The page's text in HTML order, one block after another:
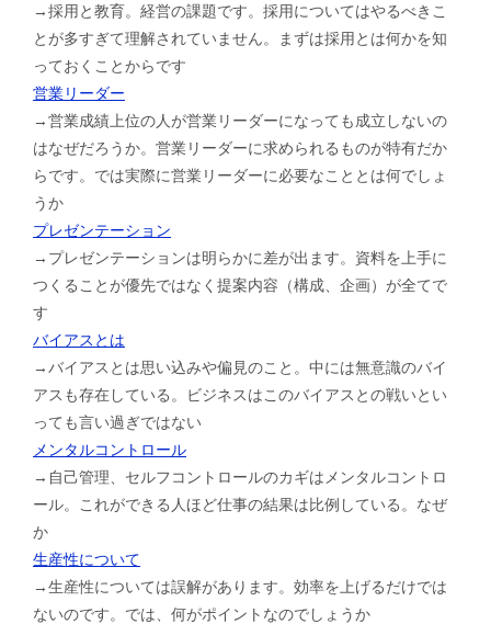
→採用と教育。経営の課題です。採用についてはやるべきこ
とが多すぎて理解されていません。まずは採用とは何かを知
っておくことからです
営業リーダー
→営業成績上位の人が営業リーダーになっても成立しないの
はなぜだろうか。営業リーダーに求められるものが特有だか
らです。では実際に営業リーダーに必要なこととは何でしょ
うか
プレゼンテーション
→プレゼンテーションは明らかに差が出ます。資料を上手に
つくることが優先ではなく提案内容（構成、企画）が全てで
す
バイアスとは
→バイアスとは思い込みや偏見のこと。中には無意識のバイ
アスも存在している。ビジネスはこのバイアスとの戦いとい
っても言い過ぎではない
メンタルコントロール
→自己管理、セルフコントロールのカギはメンタルコントロ
ール。これができる人ほど仕事の結果は比例している。なぜ
か
生産性について
→生産性については誤解があります。効率を上げるだけでは
ないのです。では、何がポイントなのでしょうか